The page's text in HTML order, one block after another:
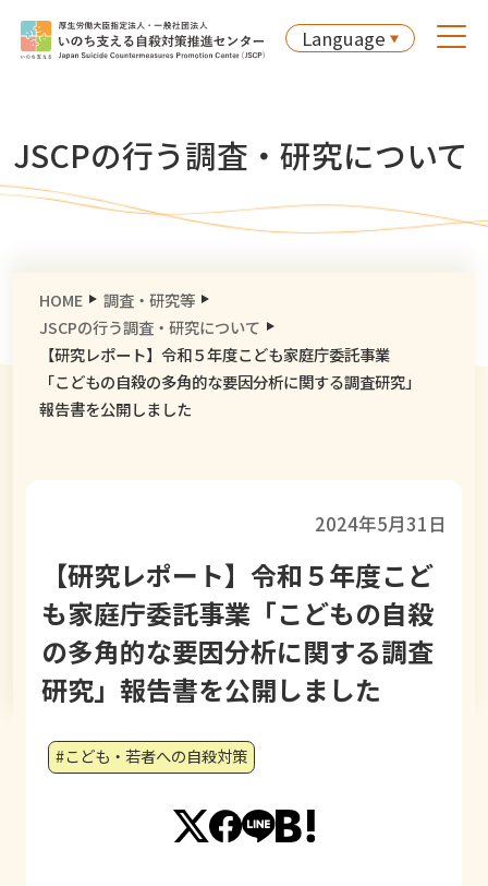
Language
JSCPの行う調査・研究について
HOME
調査・研究等
JSCPの行う調査・研究について
【研究レポート】令和５年度こども家庭庁委託事業
「こどもの自殺の多角的な要因分析に関する調査研究」
報告書を公開しました
2024年5月31日
【研究レポート】令和５年度こど
も家庭庁委託事業「こどもの自殺
の多角的な要因分析に関する調査
研究」報告書を公開しました
#こども・若者への自殺対策